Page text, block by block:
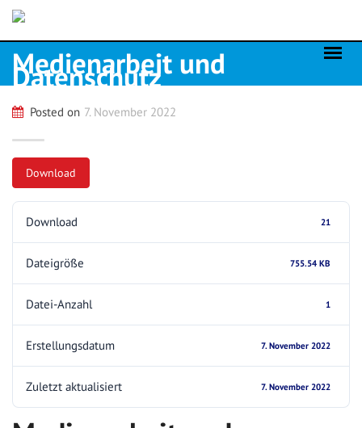
Skip
content
Medienarbeit und
Datenschutz
Posted on 7. November 2022
Download
Download 21
Dateigröße 755.54 KB
Datei-Anzahl 1
Erstellungsdatum 7. November 2022
Zuletzt aktualisiert 7. November 2022